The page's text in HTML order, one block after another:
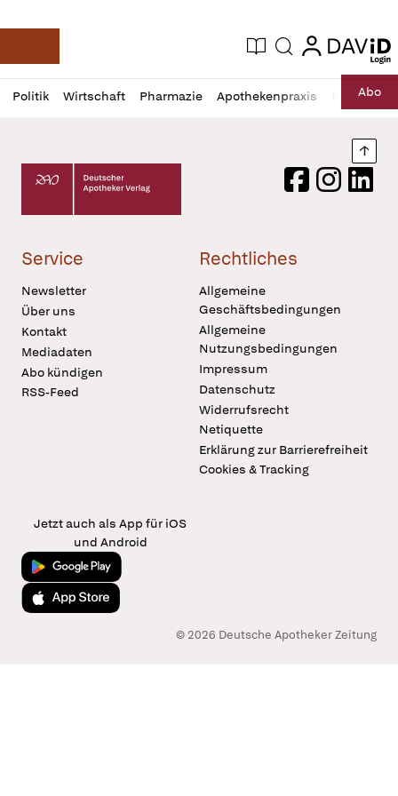
Deutsche Apotheker Zeitung
Aktuelle Ausgabe
Suche login
login
Politik Wirtschaft Pharmazie Apothekenpraxis RechtAbo
Profil
öffnen
Daz
Pur
Deutscher Apotheker Verlag Logo
FacebookInstagram
Service
Newsletter
Über uns
Kontakt
Mediadaten
Abo kündigen
RSS-Feed
Rechtliches
Allgemeine
Geschäftsbedingungen
Allgemeine
Nutzungsbedingungen
Impressum
Datenschutz
Widerrufsrecht
Netiquette
Erklärung zur Barrierefreiheit
Cookies & Tracking
Jetzt auch als App für iOS
und Android
Jetzt bei Google Play
Laden im App Store
© 2026 Deutsche Apotheker Zeitung